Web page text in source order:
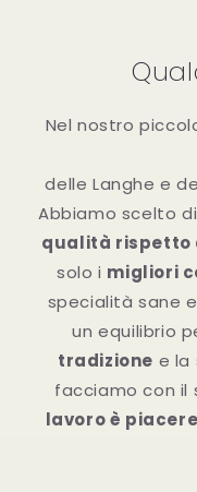
Nel nostro
delle Langhe e
Abbiamo scelto
qualità
solo i migliori
specialità sane
un equilibrio
tradizione e la
facciamo con il
lavoro è